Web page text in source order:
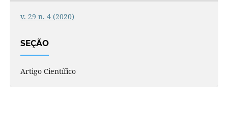
v. 29 n. 4 (2020)
SEÇÃO
Artigo Científico